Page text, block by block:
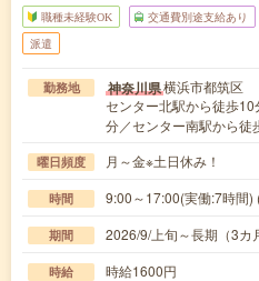
職種未経験OK 交通費別途支給あり
派遣
勤務地 神奈川県横浜市都筑区
センター北駅から徒歩10
分／センター南駅から徒
曜日頻度 月～金※土日休み！
時間 9:00～17:00(実働:7時間)
期間 2026/9/上旬～長期（3
時給 時給1600円